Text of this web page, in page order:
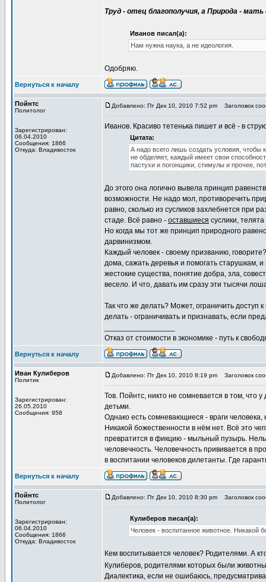
Труд - отец благополучия, а Природа - мать
Иванов писал(а):
Нам нужна наука, а не идеология.
Одобряю.
Вернуться к началу
Пойнтс
Политолог
Зарегистрирован:
06.04.2010
Сообщения: 1866
Откуда: Владивосток
Добавлено: Пт Дек 10, 2010 7:52 pm Заголовок
Иванов. Красиво тетенька пишет и всё - в
Цитата:
А надо всего лишь создать условия, чтобы
не обделяет, каждый имеет свои
пастухи и погонщики, стимулы и прочее,
До этого она логично вывела принцип
возможности. Не надо мол, противоречить
равно, сколько из сусликов захлебнется при
стаде. Всё равно - оставшиеся суслики,
Но когда мы тот же принцип природного
дарвинизмом.
Каждый человек - своему призванию,
дома, сажать деревья и помогать старушкам,
жестокие существа, понятие добра, зла,
весело. И что, давать им сразу эти тысячи
Так что же делать? Может, ограничить доступ
делать - ограничивать и признавать, если
Отказ от стоимости в экономике - путь к
Вернуться к началу
Иван Кулиберов
Политик
Зарегистрирован:
26.05.2010
Сообщения: 958
Добавлено: Пт Дек 10, 2010 8:19 pm Заголовок
Тов. Пойнтс, никто не сомневается в том, что
детьми.
Однако есть сомневающиеся - враги
Никакой божественности в нём нет. Всё это
превратится в фикцию - мыльный пузырь.
человечность. Человечность прививается в
в воспитании человеков дилетанты. Где
Вернуться к началу
Пойнтс
Политолог
Зарегистрирован:
06.04.2010
Сообщения: 1866
Откуда: Владивосток
Добавлено: Пт Дек 10, 2010 8:30 pm Заголовок
Кулиберов писал(а):
Человек - воспитанное животное. Никакой
Кем воспитывается человек? Родителями. А
Кулиберов, родителями которых были
Диалектика, если не ошибаюсь,